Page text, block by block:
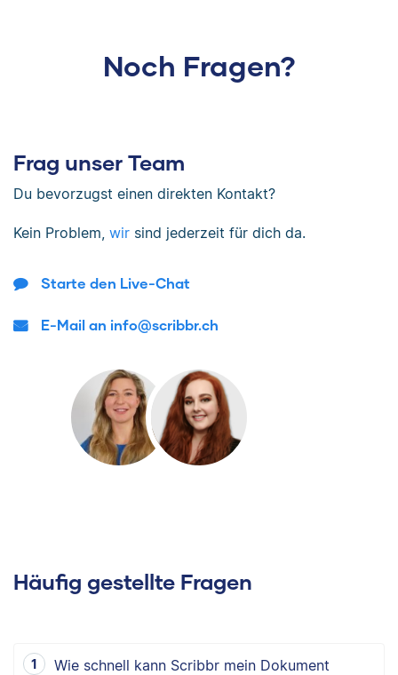
Noch Fragen?
Frag unser Team
Du bevorzugst einen direkten Kontakt?
Kein Problem, wir sind jederzeit für dich da.
Starte den Live-Chat
E-Mail an info@scribbr.ch
Häufig gestellte Fragen
Wie schnell kann Scribbr mein Dokument